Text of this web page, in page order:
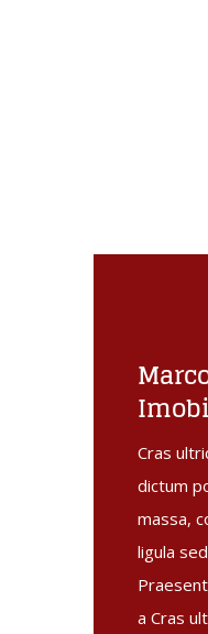
Cras
dictum
massa,
ligula
a Cras